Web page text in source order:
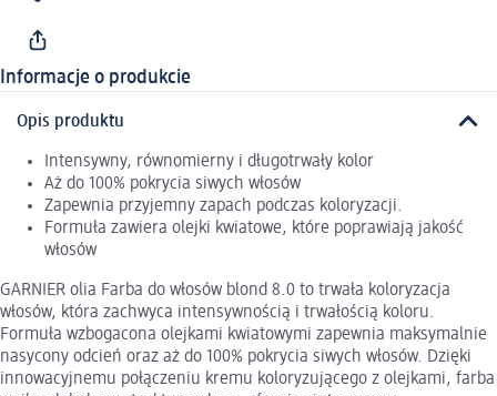
Informacje o produkcie
Opis produktu
Intensywny, równomierny i długotrwały kolor
Aż do 100% pokrycia siwych włosów
Zapewnia przyjemny zapach podczas koloryzacji.
Formuła zawiera olejki kwiatowe, które poprawiają jakość
włosów
GARNIER olia Farba do włosów blond 8.0 to trwała koloryzacja
włosów, która zachwyca intensywnością i trwałością koloru.
Formuła wzbogacona olejkami kwiatowymi zapewnia maksymalnie
nasycony odcień oraz aż do 100% pokrycia siwych włosów. Dzięki
innowacyjnemu połączeniu kremu koloryzującego z olejkami, farba